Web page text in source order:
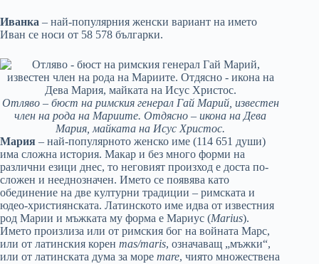
Иванка – най-популярния женски вариант на името
Иван се носи от 58 578 българки.
Отляво – бюст на римския генерал Гай Марий, известен
член на рода на Мариите. Отдясно – икона на Дева
Мария, майката на Исус Христос.
Мария – най-популярното женско име (114 651 души)
има сложна история. Макар и без много форми на
различни езици днес, то неговият произход е доста по-
сложен и нееднозначен. Името се появява като
обединение на две културни традиции – римската и
юдео-християнската. Латинското име идва от известния
род Марии и мъжката му форма е Мариус (Marius).
Името произлиза или от римския бог на войната Марс,
или от латинския корен mas/maris, означаващ „мъжки“,
или от латинската дума за море mare, чиято множествена